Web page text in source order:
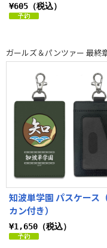
¥605（税込）
ガールズ＆パンツァー 最終
知波単学園 パスケース
カン付き）
¥1,650（税込）